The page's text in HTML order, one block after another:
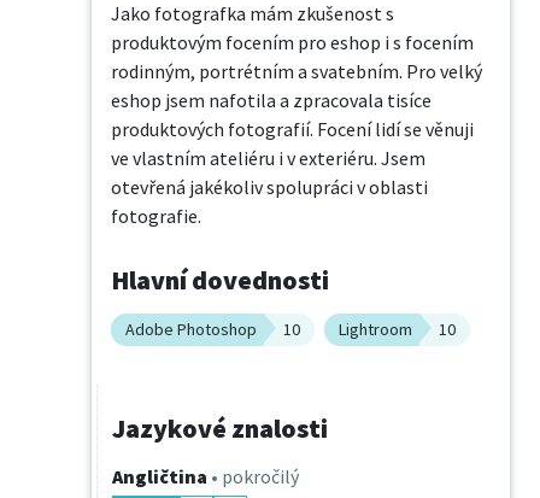
Jako fotografka mám zkušenost s
produktovým focením pro eshop i s focením
rodinným, portrétním a svatebním. Pro velký
eshop jsem nafotila a zpracovala tisíce
produktových fotografií. Focení lidí se věnuji
ve vlastním ateliéru i v exteriéru. Jsem
otevřená jakékoliv spolupráci v oblasti
fotografie.
Hlavní dovednosti
Adobe Photoshop 10 Lightroom 10
Jazykové znalosti
Angličtina • pokročilý